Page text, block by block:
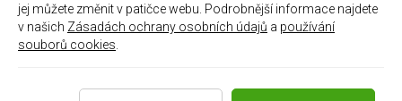
návštěvníků těchto stránek.
Galerie|Historie
jej můžete změnit v patičce webu. Podrobnější informace najdete
v našich Zásadách ochrany osobních údajů a používání
souborů cookies